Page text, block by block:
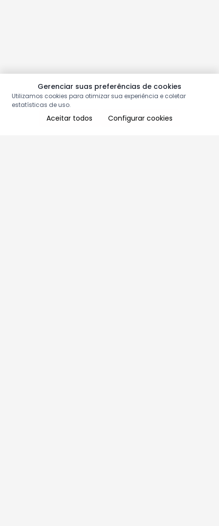
Gerenciar suas preferências de cookies
Utilizamos cookies para otimizar sua experiência e coletar
estatísticas de uso.
Aceitar todos Configurar cookies